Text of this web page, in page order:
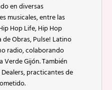
en diversas
musicales, entre las
Hop Life, Hip Hop
de Obras, Pulse! Latino
radio, colaborando
Verde Gijón. También
practicantes de